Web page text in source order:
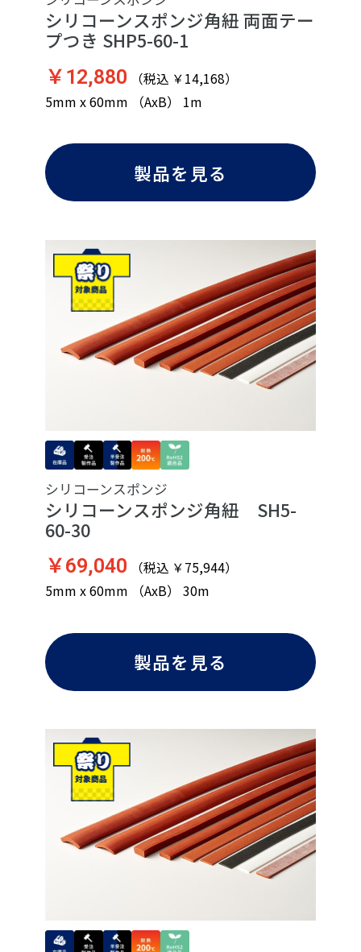
シリコーンスポンジ角紐 両面テー
プつき SHP5-60-1
￥12,880 （税込 ￥14,168）
5mm x 60mm （AxB） 1m
製品を見る
シリコーンスポンジ
シリコーンスポンジ角紐 SH5-
60-30
￥69,040 （税込 ￥75,944）
5mm x 60mm （AxB） 30m
製品を見る